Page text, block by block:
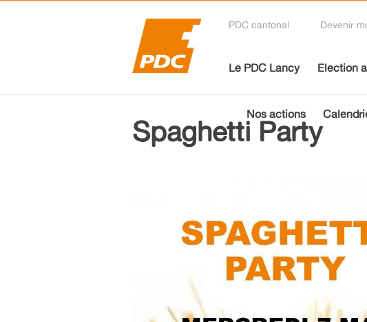
PDC cantonal Devenir
Le PDC Lancy Election
Nos actions
Spaghetti Party